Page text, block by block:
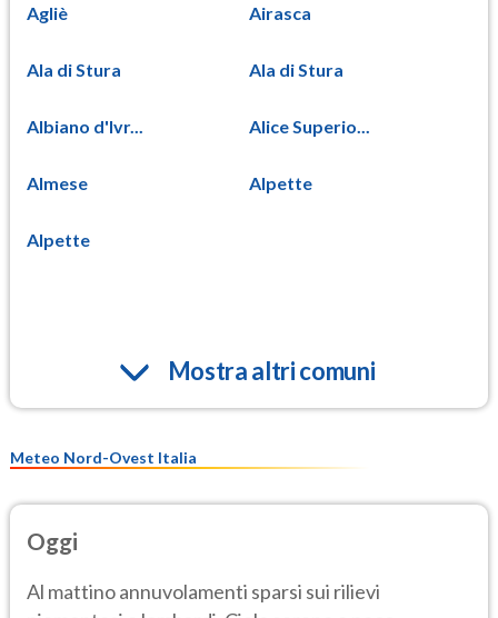
Agliè Airasca
Ala di Stura Ala di Stura
Albiano d'Ivr... Alice Superio...
Almese Alpette
Alpette
Mostra altri comuni
Meteo Nord-Ovest Italia
Oggi
Al mattino annuvolamenti sparsi sui rilievi